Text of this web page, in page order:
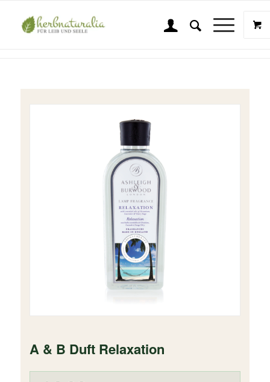
Shop
Sie sind hier: Startseite Wellness & Beauty
Ashleigh & Burwood
A & B Duft Relaxation